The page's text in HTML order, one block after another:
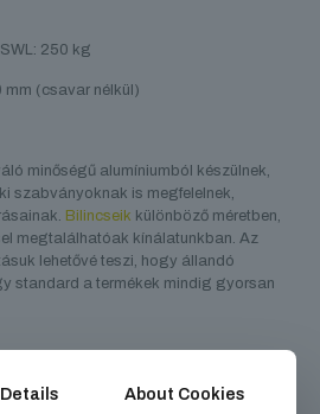
250 kg
mm (csavar nélkül)
minőségű alumíniumból készülnek,
szabványoknak is megfelelnek,
Bilincseik különböző méretben,
megtalálhatóak kínálatunkban. Az
lehetővé teszi, hogy állandó
standard a termékek mindig gyorsan
Details About Cookies